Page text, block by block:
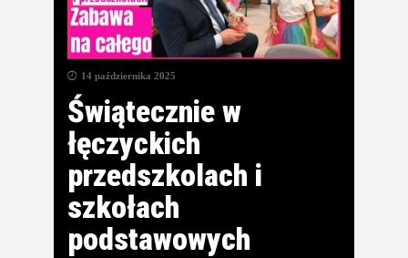
14 października 2025
Świątecznie w
łęczyckich
przedszkolach i
szkołach
podstawowych